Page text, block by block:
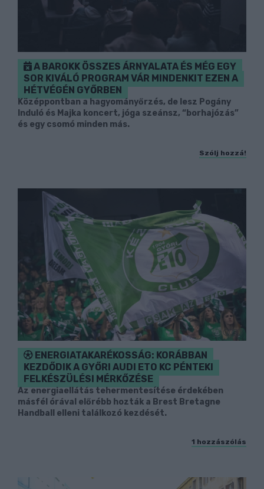
A BAROKK ÖSSZES ÁRNYALATA ÉS MÉG EGY
SOR KIVÁLÓ PROGRAM VÁR MINDENKIT EZEN A
HÉTVÉGÉN GYŐRBEN
Középpontban a hagyományőrzés, de lesz Pogány
Induló és Majka koncert, jóga szeánsz, “borhajózás”
és egy csomó minden más.
Szólj hozzá!
ENERGIATAKARÉKOSSÁG: KORÁBBAN
KEZDŐDIK A GYŐRI AUDI ETO KC PÉNTEKI
FELKÉSZÜLÉSI MÉRKŐZÉSE
Az energiaellátás tehermentesítése érdekében
másfél órával előrébb hozták a Brest Bretagne
Handball elleni találkozó kezdését.
1 hozzászólás